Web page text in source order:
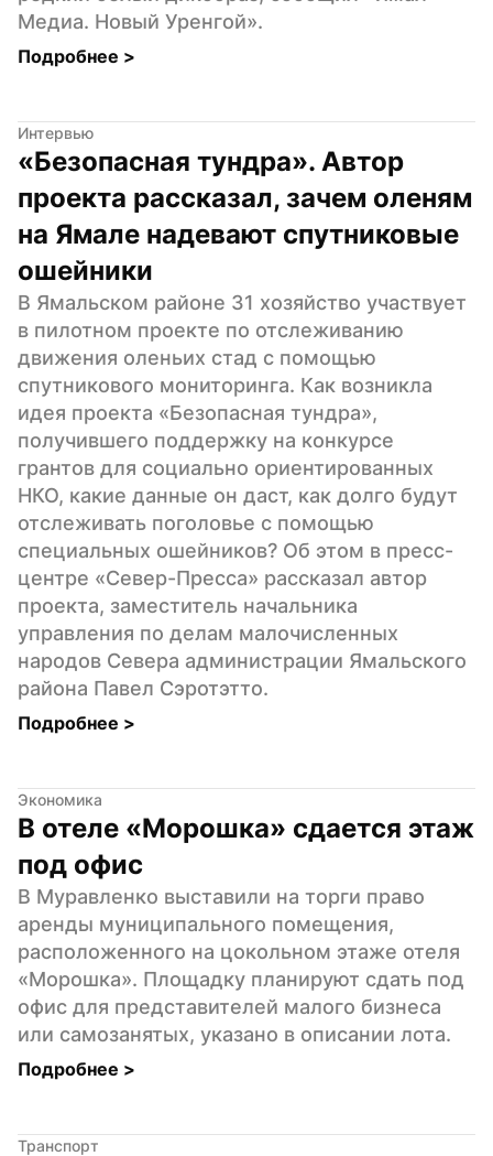
Медиа. Новый Уренгой».
Подробнее >
Интервью
«Безопасная тундра». Автор
проекта рассказал, зачем оленям
на Ямале надевают спутниковые
ошейники
В Ямальском районе 31 хозяйство участвует
в пилотном проекте по отслеживанию
движения оленьих стад с помощью
спутникового мониторинга. Как возникла
идея проекта «Безопасная тундра»,
получившего поддержку на конкурсе
грантов для социально ориентированных
НКО, какие данные он даст, как долго будут
отслеживать поголовье с помощью
специальных ошейников? Об этом в пресс-
центре «Север-Пресса» рассказал автор
проекта, заместитель начальника
управления по делам малочисленных
народов Севера администрации Ямальского
района Павел Сэротэтто.
Подробнее >
Экономика
В отеле «Морошка» сдается этаж
под офис
В Муравленко выставили на торги право
аренды муниципального помещения,
расположенного на цокольном этаже отеля
«Морошка». Площадку планируют сдать под
офис для представителей малого бизнеса
или самозанятых, указано в описании лота.
Подробнее >
Транспорт